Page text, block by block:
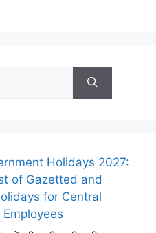
Holidays 2027:
of Gazetted and
for Central